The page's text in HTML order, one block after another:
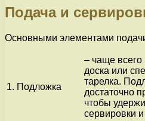
Подача и
Основными элементами
1. Подложка
– чаще всего
доска или
тарелка.
достаточно
чтобы
сервировки